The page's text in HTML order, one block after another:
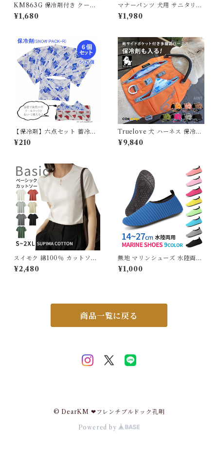
KM863G 保冷剤付き クール
ネック 犬 リップストップナイ
ロン生地 撥水加工 汚れにくい
ルミ フレンチブルドック 4層
構造使用 フレブル クールスヌ
ード 水玉 熱中症予防 小型犬
中型犬 大型犬 ITEM066
¥1,680
マナーパンツ 犬用 サニタリー
パンツ 生理パンツ おむつカバ
ー ドッグウェア サスペンダー
止 室内 おでかけ しつけ用品
メス マナーパンツカバー 可愛
い ピンク ブルー 星柄 ベージ
ュ グリーン KM823OP
¥1,980
【保冷剤】六点セット 蓄冷剤
スノーパック 50g ペットクー
ルネック用
¥210
Truelove 犬 ハーネス 保冷剤
付き 高機能 夏 熱中症対策 暑
さ対策 ソフトハーネス コーデ
かり 安全 7色 反射素材 かわい
い カラフル 夜間安全 定番 優
しい 保冷剤対応 TLB2251
¥9,840
スイモク 綿100％ カットソー
Tシャツ レディース トップス
Supima Cotton スーピマコッ
おしゃれ 透けにくい 透けない
¥2,480
無地 マリンシューズ 水陸両用
14〜27cm レディース メンズ
キッズ 子供用 室内シューズ ビ
遊び 川 釣り メッシュ 介護 介
9
¥1,000
商品一覧に戻る
© DearKM ❤︎フレンチブルドック孔明
Powered by